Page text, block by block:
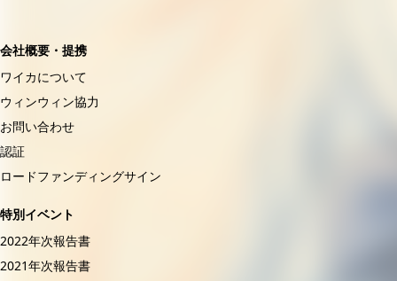
会社概要・提携
ワイカについて
ウィンウィン協力
お問い合わせ
認証
ロードファンディングサイン
特別イベント
2022年次報告書
2021年次報告書